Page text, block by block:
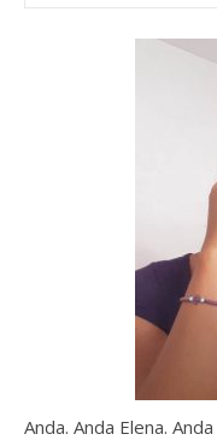
Anda. Anda Elena.